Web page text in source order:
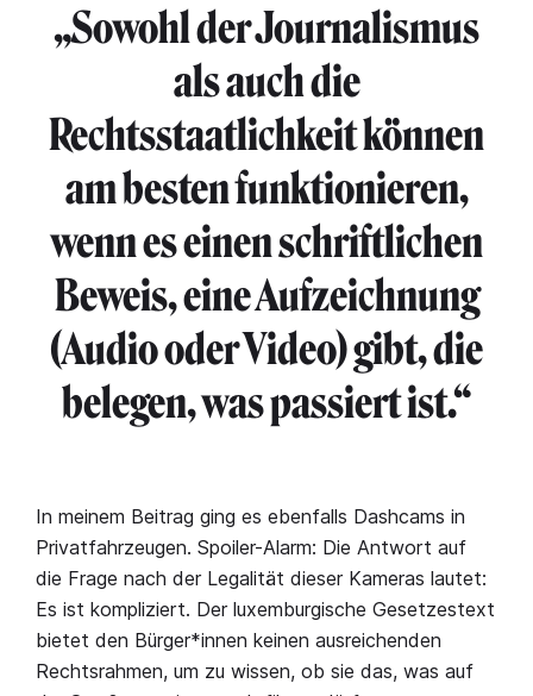
„Sowohl der Journalismus
als auch die
Rechtsstaatlichkeit können
am besten funktionieren,
wenn es einen schriftlichen
Beweis, eine Aufzeichnung
(Audio oder Video) gibt, die
belegen, was passiert ist.“
In meinem Beitrag ging es ebenfalls Dashcams in
Privatfahrzeugen. Spoiler-Alarm: Die Antwort auf
die Frage nach der Legalität dieser Kameras lautet:
Es ist kompliziert. Der luxemburgische Gesetzestext
bietet den Bürger*innen keinen ausreichenden
Rechtsrahmen, um zu wissen, ob sie das, was auf